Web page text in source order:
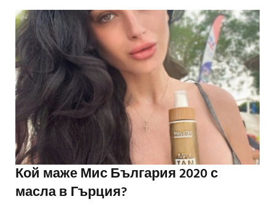
Кой маже Мис България 2020 с
масла в Гърция?